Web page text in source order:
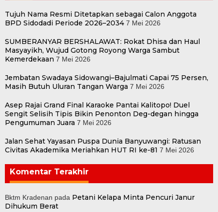
Tujuh Nama Resmi Ditetapkan sebagai Calon Anggota
BPD Sidodadi Periode 2026–2034 7 Mei 2026
SUMBERANYAR BERSHALAWAT: Rokat Dhisa dan Haul
Masyayikh, Wujud Gotong Royong Warga Sambut
Kemerdekaan 7 Mei 2026
Jembatan Swadaya Sidowangi–Bajulmati Capai 75 Persen,
Masih Butuh Uluran Tangan Warga 7 Mei 2026
Asep Rajai Grand Final Karaoke Pantai Kalitopo! Duel
Sengit Selisih Tipis Bikin Penonton Deg-degan hingga
Pengumuman Juara 7 Mei 2026
Jalan Sehat Yayasan Puspa Dunia Banyuwangi: Ratusan
Civitas Akademika Meriahkan HUT RI ke-81 7 Mei 2026
Komentar Terakhir
Bktm Kradenan pada Petani Kelapa Minta Pencuri Janur
Dihukum Berat